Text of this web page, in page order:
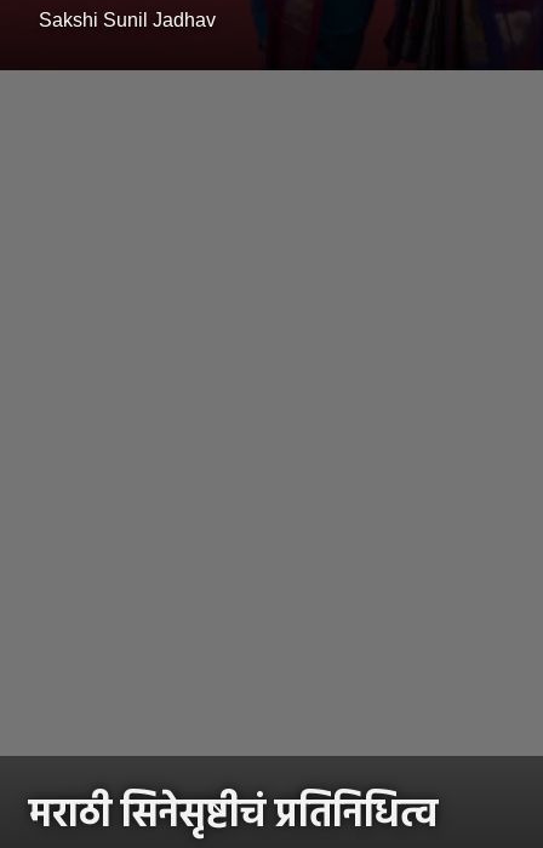
Sakshi Sunil Jadhav
मराठी सिनेसृष्टीचं प्रतिनिधित्व